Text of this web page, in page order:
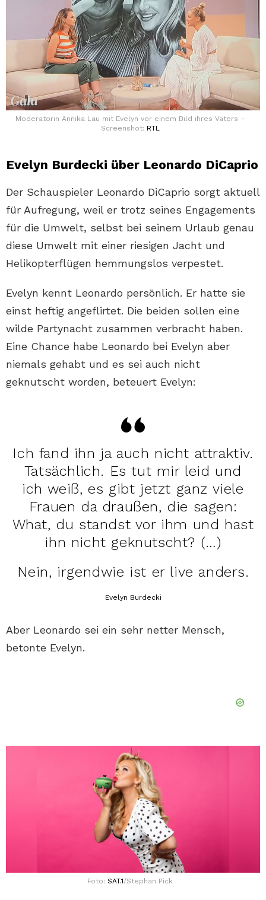
Moderatorin Annika Lau mit Evelyn vor einem Bild ihres Vaters –
Screenshot: RTL
Evelyn Burdecki über Leonardo DiCaprio
Der Schauspieler Leonardo DiCaprio sorgt aktuell
für Aufregung, weil er trotz seines Engagements
für die Umwelt, selbst bei seinem Urlaub genau
diese Umwelt mit einer riesigen Jacht und
Helikopterflügen hemmungslos verpestet.
Evelyn kennt Leonardo persönlich. Er hatte sie
einst heftig angeflirtet. Die beiden sollen eine
wilde Partynacht zusammen verbracht haben.
Eine Chance habe Leonardo bei Evelyn aber
niemals gehabt und es sei auch nicht
geknutscht worden, beteuert Evelyn:
Ich fand ihn ja auch nicht attraktiv.
Tatsächlich. Es tut mir leid und
ich weiß, es gibt jetzt ganz viele
Frauen da draußen, die sagen:
What, du standst vor ihm und hast
ihn nicht geknutscht? (…)
Nein, irgendwie ist er live anders.
Evelyn Burdecki
Aber Leonardo sei ein sehr netter Mensch,
betonte Evelyn.
Foto: SAT.1/Stephan Pick